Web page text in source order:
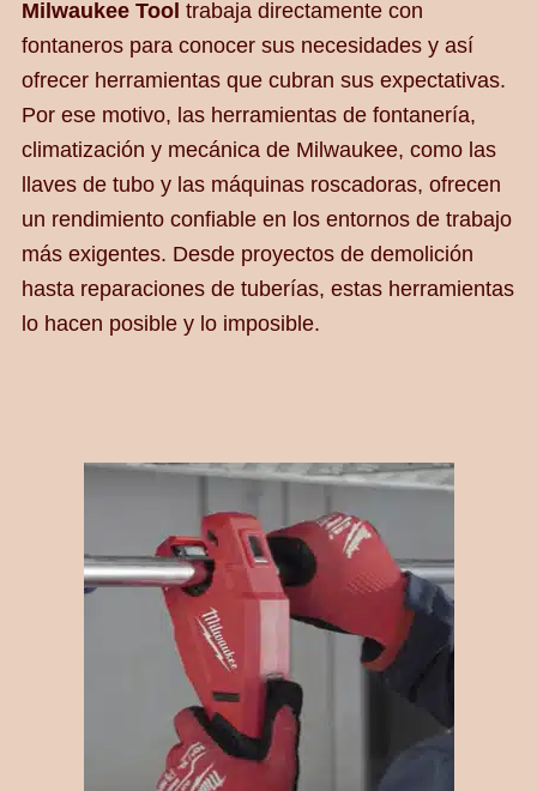
Milwaukee Tool trabaja directamente con
fontaneros para conocer sus necesidades y así
ofrecer herramientas que cubran sus expectativas.
Por ese motivo, las herramientas de fontanería,
climatización y mecánica de Milwaukee, como las
llaves de tubo y las máquinas roscadoras, ofrecen
un rendimiento confiable en los entornos de trabajo
más exigentes. Desde proyectos de demolición
hasta reparaciones de tuberías, estas herramientas
lo hacen posible y lo imposible.